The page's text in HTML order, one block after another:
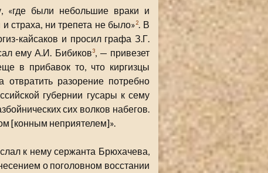
«где были небольшие враки и
страха, ни трепета не было»2. В
кайсаков и просил графа З.Г.
ему А.И. Бибиков3, — привезет
в прибавок то, что киргизцы
отвратить разорение потребно
губернии гусары к сему
сих волков набегов.
[конным неприятелем]».
к нему сержанта Брюхачева,
о поголовном восстании